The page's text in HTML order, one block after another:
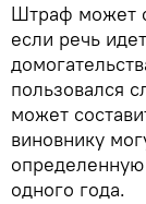
Штраф может
если речь
пользовался
может
виновнику
одного года.